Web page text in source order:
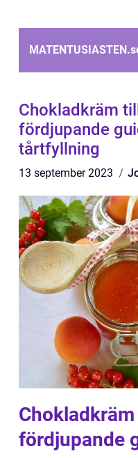
MATENTUSIASTEN.
Chokladkräm
fördjupande
tårtfyllning
13 september 2023
fördjupande